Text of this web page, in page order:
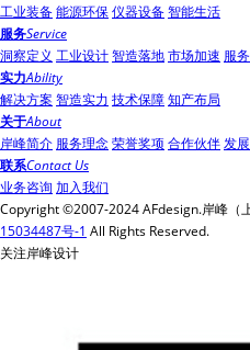
工业装备能源环保仪器设备智能生活
服务Service
洞察定义 工业设计智造落地市场加速 服
实力Ability
解决方案 智造实力 技术保障知产布局
关于About
岸峰简介 服务理念荣誉奖项合作伙伴发
联系Contact Us
业务咨询 加入我们
Copyright ©2007-2024 AFdesign.岸峰（
15034487号-1 All Rights Reserved.
关注岸峰设计